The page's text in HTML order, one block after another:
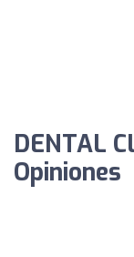
DENTAL
Opiniones